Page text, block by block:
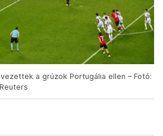
a grúzok Portugália ellen – Fotó: